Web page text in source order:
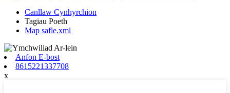
Canllaw Cynhyrchion
Tagiau Poeth
Map safle.xml
Anfon E-bost
8615221337708
x